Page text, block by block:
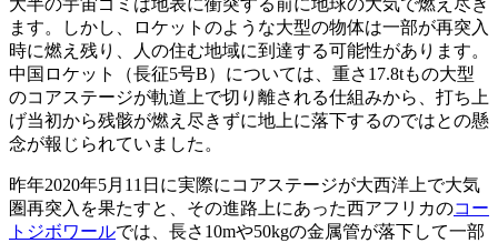
大半の宇宙ゴミは地表に衝突する前に地球の大気で燃え尽き
ます。しかし、ロケットのような大型の物体は一部が再突入
時に燃え残り、人の住む地域に到達する可能性があります。
中国ロケット（長征5号B）については、重さ17.8tもの大型
のコアステージが軌道上で切り離される仕組みから、打ち上
げ当初から残骸が燃え尽きずに地上に落下するのではとの懸
念が報じられていました。
昨年2020年5月11日に実際にコアステージが大西洋上で大気
圏再突入を果たすと、その進路上にあった西アフリカのコー
トジボワールでは、長さ10mや50kgの金属管が落下して一部